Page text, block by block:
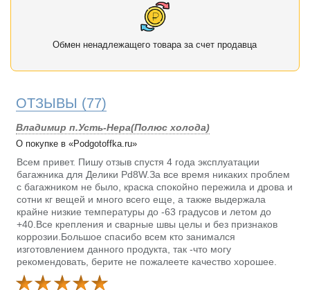
Обмен ненадлежащего товара за счет продавца
ОТЗЫВЫ (77)
Владимир п.Усть-Нера(Полюс холода)
О покупке в «Podgotoffka.ru»
Всем привет. Пишу отзыв спустя 4 года эксплуатации
багажника для Делики Pd8W.За все время никаких проблем
с багажником не было, краска спокойно пережила и дрова и
сотни кг вещей и много всего еще, а также выдержала
крайне низкие температуры до -63 градусов и летом до
+40.Все крепления и сварные швы целы и без признаков
коррозии.Большое спасибо всем кто занимался
изготовлением данного продукта, так -что могу
рекомендовать, берите не пожалеете качество хорошее.